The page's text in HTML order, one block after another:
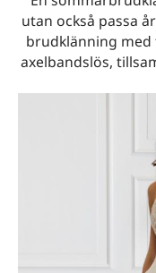
utan också passa
brudklänning med
axelbandslös,